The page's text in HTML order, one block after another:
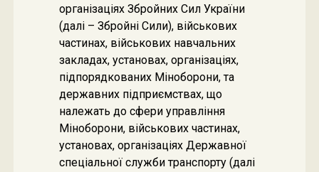
організаціях Збройних Сил України
(далі – Збройні Сили), військових
частинах, військових навчальних
закладах, установах, організаціях,
підпорядкованих Міноборони, та
державних підприємствах, що
належать до сфери управління
Міноборони, військових частинах,
установах, організаціях Державної
спеціальної служби транспорту (далі